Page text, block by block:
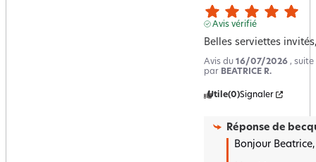
Avis vérifié
Belles serviettes
Avis du 16/07/2026 , suite
par BEATRICE R.
Utile(0)Signaler
Réponse de
Bonjour Beatrice,